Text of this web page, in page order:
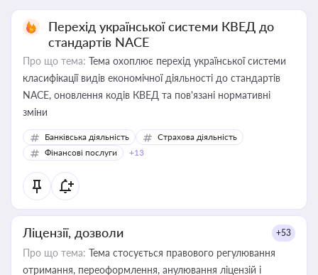
Перехід української системи КВЕД до
стандартів NACE
Про що тема: Тема охоплює перехід української системи
класифікації видів економічної діяльності до стандартів
NACE, оновлення кодів КВЕД та пов'язані нормативні
зміни
Банківська діяльність
Страхова діяльність
Фінансові послуги
+13
Ліцензії, дозволи +53
Про що тема: Тема стосується правового регулювання
отримання, переоформлення, анулювання ліцензій і